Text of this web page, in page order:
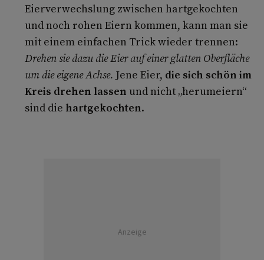
Eierverwechslung zwischen hartgekochten
und noch rohen Eiern kommen, kann man sie
mit einem einfachen Trick wieder trennen:
Drehen sie dazu die Eier auf einer glatten Oberfläche
um die eigene Achse. Jene Eier, die sich schön im
Kreis drehen lassen und nicht „herumeiern“
sind die hartgekochten.
Anzeige